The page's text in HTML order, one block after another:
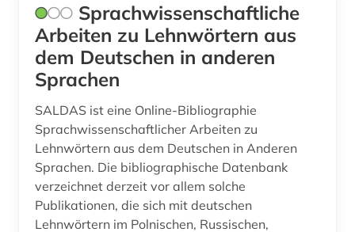
Westfalica (0)
Wirtschaftswissenschaften (0)
Wissenschaftskunde, Forschung, Hochschul-,
Museumswesen (0)
Sprachwissenschaftliche
Arbeiten zu Lehnwörtern aus
dem Deutschen in anderen
Sprachen
SALDAS ist eine Online-Bibliographie
Sprachwissenschaftlicher Arbeiten zu
Lehnwörtern aus dem Deutschen in Anderen
Sprachen. Die bibliographische Datenbank
verzeichnet derzeit vor allem solche
Publikationen, die sich mit deutschen
Lehnwörtern im Polnischen, Russischen,